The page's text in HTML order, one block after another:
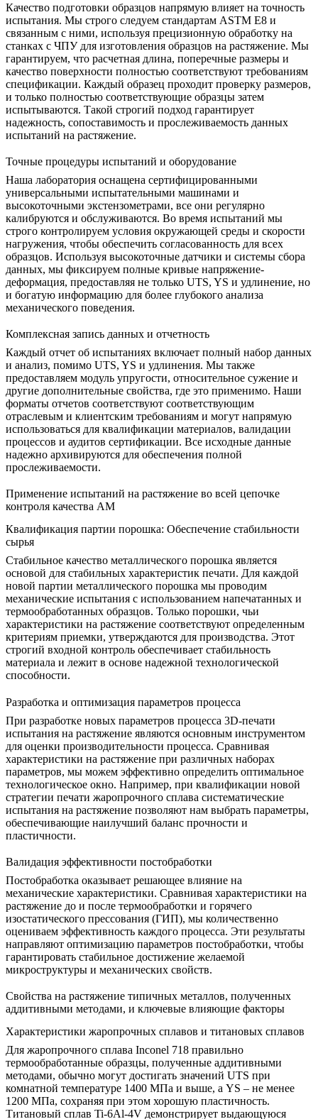
Качество подготовки образцов напрямую влияет на точность
испытания. Мы строго следуем стандартам ASTM E8 и
связанным с ними, используя прецизионную обработку на
станках с ЧПУдля изготовления образцов на растяжение. Мы
гарантируем, что расчетная длина, поперечные размеры и
качество поверхности полностью соответствуют требованиям
спецификации. Каждый образец проходит проверку размеров,
и только полностью соответствующие образцы затем
испытываются. Такой строгий подход гарантирует
надежность, сопоставимость и прослеживаемость данных
испытаний на растяжение.
Точные процедуры испытаний и оборудование
Наша лаборатория оснащена сертифицированными
универсальными испытательными машинами и
высокоточными экстензометрами, все они регулярно
калибруются и обслуживаются. Во время испытаний мы
строго контролируем условия окружающей среды и скорости
нагружения, чтобы обеспечить согласованность для всех
образцов. Используя высокоточные датчики и системы сбора
данных, мы фиксируем полные кривые напряжение-
деформация, предоставляя не только UTS, YS и удлинение, но
и богатую информацию для более глубокого анализа
механического поведения.
Комплексная запись данных и отчетность
Каждый отчет об испытаниях включает полный набор данных
и анализ, помимо UTS, YS и удлинения. Мы также
предоставляем модуль упругости, относительное сужение и
другие дополнительные свойства, где это применимо. Наши
форматы отчетов соответствуют соответствующим
отраслевым и клиентским требованиям и могут напрямую
использоваться для квалификации материалов, валидации
процессов и аудитов сертификации. Все исходные данные
надежно архивируются для обеспечения полной
прослеживаемости.
Применение испытаний на растяжение во всей цепочке
контроля качества AM
Квалификация партии порошка: Обеспечение стабильности
сырья
Стабильное качество металлического порошка является
основой для стабильных характеристик печати. Для каждой
новой партии металлического порошка мы проводим
механические испытания с использованием напечатанных и
термообработанных образцов. Только порошки, чьи
характеристики на растяжение соответствуют определенным
критериям приемки, утверждаются для производства. Этот
строгий входной контроль обеспечивает стабильность
материала и лежит в основе надежной технологической
способности.
Разработка и оптимизация параметров процесса
При разработке новых параметров процесса 3D-печати
испытания на растяжение являются основным инструментом
для оценки производительности процесса. Сравнивая
характеристики на растяжение при различных наборах
параметров, мы можем эффективно определить оптимальное
технологическое окно. Например, при квалификации новой
стратегии печати жаропрочного сплава систематические
испытания на растяжение позволяют нам выбрать параметры,
обеспечивающие наилучший баланс прочности и
пластичности.
Валидация эффективности постобработки
Постобработка оказывает решающее влияние на
механические характеристики. Сравнивая характеристики на
растяжение до и после термообработки и горячего
изостатического прессования (ГИП), мы количественно
оцениваем эффективность каждого процесса. Эти результаты
направляют оптимизацию параметров постобработки, чтобы
гарантировать стабильное достижение желаемой
микроструктуры и механических свойств.
Свойства на растяжение типичных металлов, полученных
аддитивными методами, и ключевые влияющие факторы
Характеристики жаропрочных сплавов и титановых сплавов
Для жаропрочного сплава Inconel 718 правильно
термообработанные образцы, полученные аддитивными
методами, обычно могут достигать значений UTS при
комнатной температуре 1400 МПа и выше, а YS – не менее
1200 МПа, сохраняя при этом хорошую пластичность.
Титановый сплав Ti-6Al-4V демонстрирует выдающуюся